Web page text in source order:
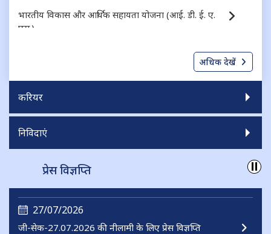
भारतीय विकास और आर्थिक सहायता योजना (आई. डी. ई. ए.
एस.)
अधिक देखें
करियर
निविदाएं
प्रेस विज्ञप्ति
27/07/2026
जी-सेक-27.07.2026 की नीलामी के लिए प्रेस विज्ञप्ति